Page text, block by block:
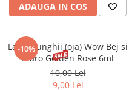
ADAUGA IN COS
-10%
Lac de unghii (oja) Wow Bej si
Maro Golden Rose 6ml
10,00 Lei
9,00 Lei